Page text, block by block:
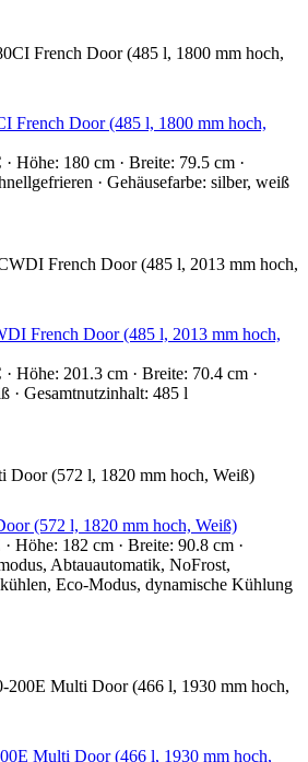
French Door (485 l, 1800 mm hoch,
Höhe: 180 cm · Breite: 79.5 cm ·
· Gehäusefarbe: silber, weiß
French Door (485 l, 2013 mm hoch,
Höhe: 201.3 cm · Breite: 70.4 cm ·
· Gesamtnutzinhalt: 485 l
(572 l, 1820 mm hoch, Weiß)
Höhe: 182 cm · Breite: 90.8 cm ·
Abtauautomatik, NoFrost,
Eco-Modus, dynamische Kühlung
Multi Door (466 l, 1930 mm hoch,